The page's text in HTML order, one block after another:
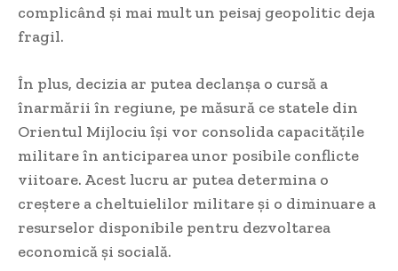
complicând și mai mult un peisaj geopolitic deja
fragil.
În plus, decizia ar putea declanșa o cursă a
înarmării în regiune, pe măsură ce statele din
Orientul Mijlociu își vor consolida capacitățile
militare în anticiparea unor posibile conflicte
viitoare. Acest lucru ar putea determina o
creștere a cheltuielilor militare și o diminuare a
resurselor disponibile pentru dezvoltarea
economică și socială.